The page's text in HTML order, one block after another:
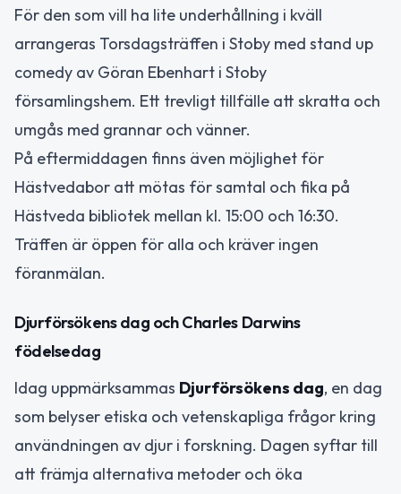
För den som vill ha lite underhållning i kväll
arrangeras Torsdagsträffen i Stoby med stand up
comedy av Göran Ebenhart i Stoby
församlingshem. Ett trevligt tillfälle att skratta och
umgås med grannar och vänner.
På eftermiddagen finns även möjlighet för
Hästvedabor att mötas för samtal och fika på
Hästveda bibliotek mellan kl. 15:00 och 16:30.
Träffen är öppen för alla och kräver ingen
föranmälan.
Djurförsökens dag och Charles Darwins
födelsedag
Idag uppmärksammas Djurförsökens dag, en dag
som belyser etiska och vetenskapliga frågor kring
användningen av djur i forskning. Dagen syftar till
att främja alternativa metoder och öka